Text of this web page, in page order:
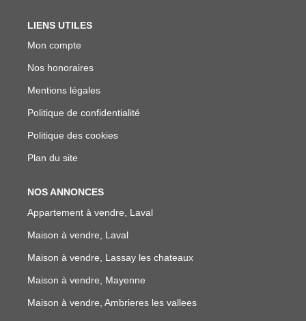
LIENS UTILES
Mon compte
Nos honoraires
Mentions légales
Politique de confidentialité
Politique des cookies
Plan du site
NOS ANNONCES
Appartement à vendre, Laval
Maison à vendre, Laval
Maison à vendre, Lassay les chateaux
Maison à vendre, Mayenne
Maison à vendre, Ambrieres les vallees